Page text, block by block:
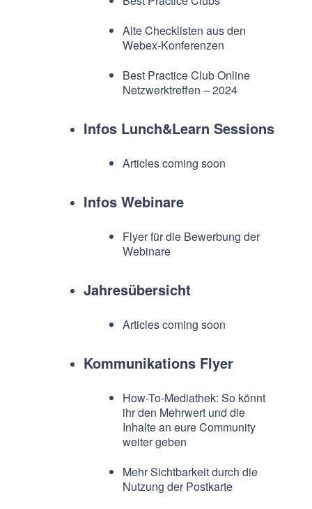
Alte Checklisten aus den
Webex-Konferenzen
Best Practice Club Online
Netzwerktreffen – 2024
Infos Lunch&Learn Sessions
Articles coming soon
Infos Webinare
Flyer für die Bewerbung der
Webinare
Jahresübersicht
Articles coming soon
Kommunikations Flyer
How-To-Mediathek: So könnt
ihr den Mehrwert und die
Inhalte an eure Community
weiter geben
Mehr Sichtbarkeit durch die
Nutzung der Postkarte